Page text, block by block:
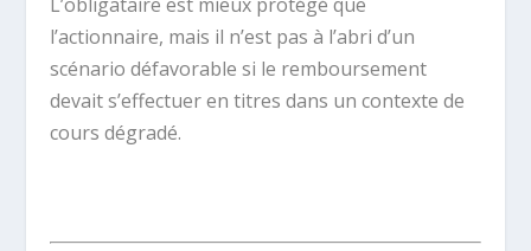
l’actionnaire, mais il n’est pas à l’abri d’un
scénario défavorable si le remboursement
devait s’effectuer en titres dans un contexte de
cours dégradé.